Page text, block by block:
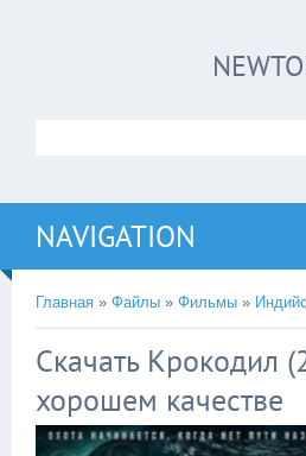
NAVIGATION
Главная » Файлы » Фильмы »
Скачать Крокодил
хорошем качестве
!!!Если Вы с телефона